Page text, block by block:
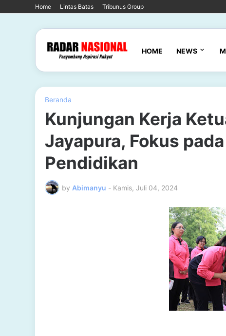
Home Lintas Batas Tribunus Group
HOME NEWS
Beranda
Kunjungan Kerja
Jayapura, Fokus
Pendidikan
by Abimanyu - Kamis, Juli 04, 2024